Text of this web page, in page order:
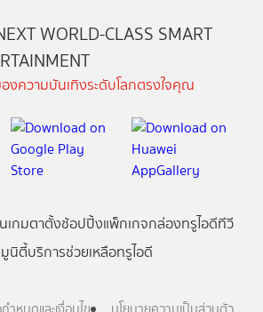
WORLD-CLASS SMART
งความบันเทิงระดับโลกตรงใจคุณ
เกมตาตั้งช้อปปิ้งแพ็กเกจกล่องทรูไอดีทีวี
นิตี้บริการช่วยเหลือทรูไอดี